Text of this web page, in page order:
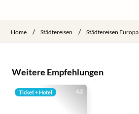
Home / Städtereisen / Städtereisen Europa
Weitere Empfehlungen
4.2
Ticket + Hotel